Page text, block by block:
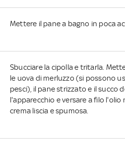
Mettere il pane a bagno in poca
Sbucciare la cipolla e tritarla.
le uova di merluzzo (si possono
pesci), il pane strizzato e il succo
l'apparecchio e versare a filo
crema liscia e spumosa.